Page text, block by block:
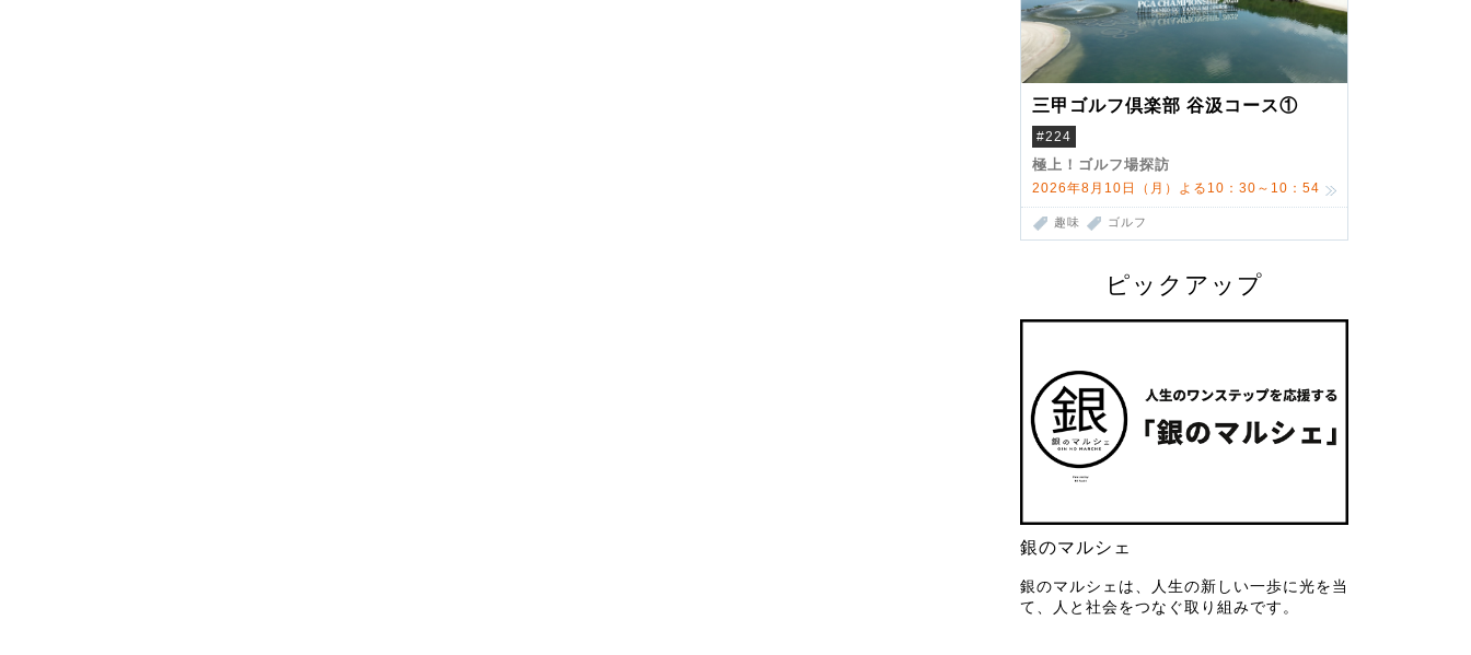
三甲ゴルフ倶楽部 谷汲コース①
#224
極上！ゴルフ場探訪
2026年8月10日（月）よる10：30～10：54
趣味 ゴルフ
ピックアップ
銀のマルシェ
銀のマルシェは、人生の新しい一歩に光を当
て、人と社会をつなぐ取り組みです。